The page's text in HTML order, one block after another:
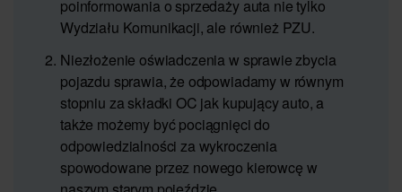
poinformowania o sprzedaży auta nie tylko
Wydziału Komunikacji, ale również PZU.
Niezłożenie oświadczenia w sprawie zbycia
pojazdu sprawia, że odpowiadamy w równym
stopniu za składki OC jak kupujący auto, a
także możemy być pociągnięci do
odpowiedzialności za wykroczenia
spowodowane przez nowego kierowcę w